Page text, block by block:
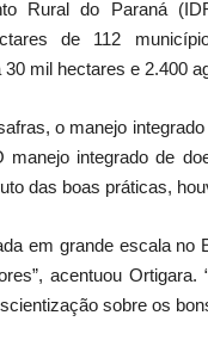
Rural do Paraná
de 112
mil hectares e 2.400
o manejo
manejo integrado de
das boas práticas,
em grande escala
acentuou
sobre os